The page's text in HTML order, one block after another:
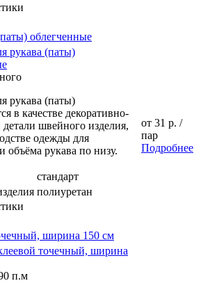
облегченные
рукава (паты)
рукава (паты)
в качестве декоративно-
детали швейного изделия,
одежды для
объёма рукава по низу.
стандарт
полиуретан
от 31 р. /
пар
Подробнее
ширина 150 см
точечный, ширина
п.м